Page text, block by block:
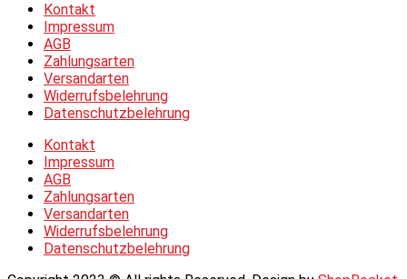
Kontakt
Impressum
AGB
Zahlungsarten
Versandarten
Widerrufsbelehrung
Datenschutzbelehrung
Kontakt
Impressum
AGB
Zahlungsarten
Versandarten
Widerrufsbelehrung
Datenschutzbelehrung